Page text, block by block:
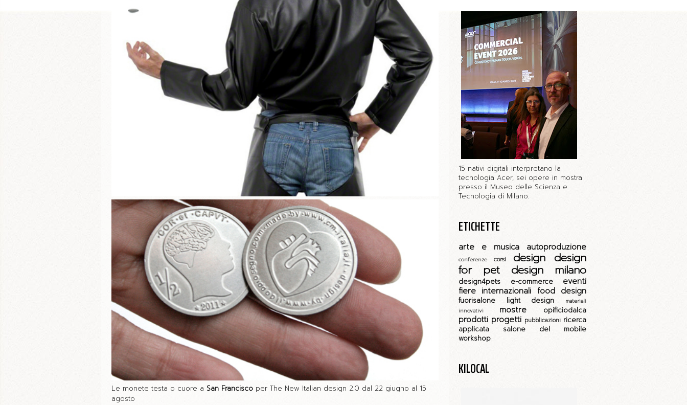
Le monete testa o cuore a San Francisco per The New Italian design 2.0 dal 22 giugno al 15
agosto
15 nativi digitali interpretano la
tecnologia Acer, sei opere in mostra
presso il Museo delle Scienza e
Tecnologia di Milano.
ETICHETTE
arte e musica autoproduzione
conferenze corsi design design
for pet design milano
design4pets e-commerce eventi
fiere internazionali food design
fuorisalone light design
materiali
innovativi
mostre opificiodalca
prodotti progetti pubblicazioni ricerca
applicata
salone del mobile
workshop
KILOCAL